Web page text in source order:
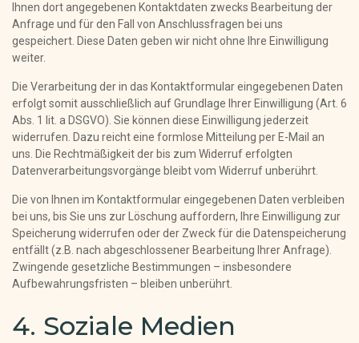
Ihnen dort angegebenen Kontaktdaten zwecks Bearbeitung der
Anfrage und für den Fall von Anschlussfragen bei uns
gespeichert. Diese Daten geben wir nicht ohne Ihre Einwilligung
weiter.
Die Verarbeitung der in das Kontaktformular eingegebenen Daten
erfolgt somit ausschließlich auf Grundlage Ihrer Einwilligung (Art. 6
Abs. 1 lit. a DSGVO). Sie können diese Einwilligung jederzeit
widerrufen. Dazu reicht eine formlose Mitteilung per E-Mail an
uns. Die Rechtmäßigkeit der bis zum Widerruf erfolgten
Datenverarbeitungsvorgänge bleibt vom Widerruf unberührt.
Die von Ihnen im Kontaktformular eingegebenen Daten verbleiben
bei uns, bis Sie uns zur Löschung auffordern, Ihre Einwilligung zur
Speicherung widerrufen oder der Zweck für die Datenspeicherung
entfällt (z.B. nach abgeschlossener Bearbeitung Ihrer Anfrage).
Zwingende gesetzliche Bestimmungen – insbesondere
Aufbewahrungsfristen – bleiben unberührt.
4. Soziale Medien